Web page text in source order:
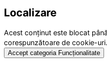
Localizare
Acest conținut este blocat
corespunzătoare de cookie-uri.
Accept categoria Funcționalitate